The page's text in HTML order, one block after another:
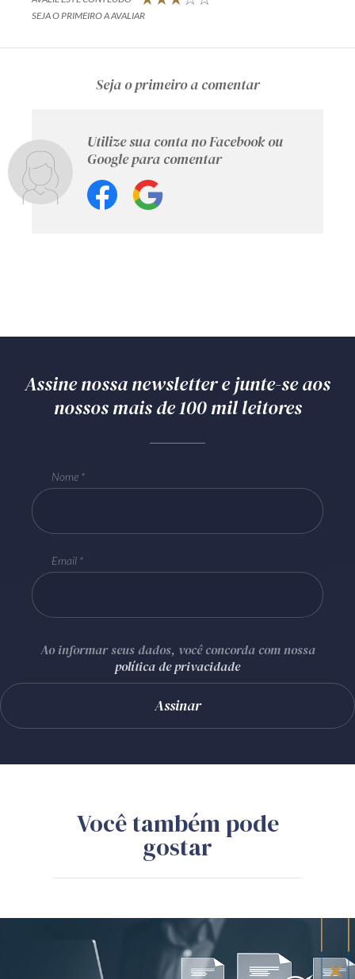
SEJA O PRIMEIRO A AVALIAR
Seja o primeiro a comentar
Utilize sua conta no Facebook ou
Google para comentar
Assine nossa newsletter e junte-se aos
nossos mais de 100 mil leitores
Nome
Email
Ao informar seus dados, você concorda com nossa
política de privacidade
Você também pode
gostar